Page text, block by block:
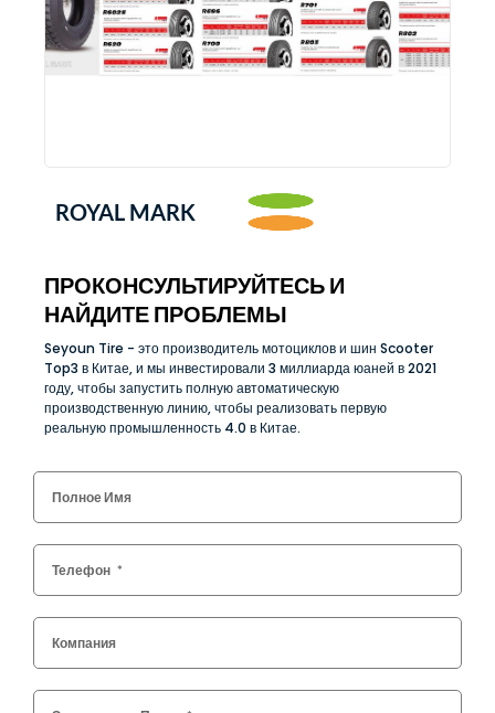
ROYAL MARK
ПРОКОНСУЛЬТИРУЙТЕСЬ И
НАЙДИТЕ ПРОБЛЕМЫ
Seyoun Tire - это производитель мотоциклов и шин Scooter
Top3 в Китае, и мы инвестировали 3 миллиарда юаней в 2021
году, чтобы запустить полную автоматическую
производственную линию, чтобы реализовать первую
реальную промышленность 4.0 в Китае.